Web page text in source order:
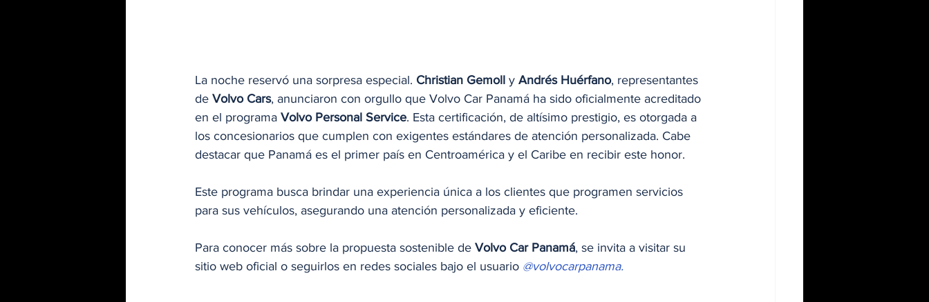
La noche reservó una sorpresa especial. Christian Gemoll y Andrés Huérfano, representantes
de Volvo Cars, anunciaron con orgullo que Volvo Car Panamá ha sido oficialmente acreditado
en el programa Volvo Personal Service. Esta certificación, de altísimo prestigio, es otorgada a
los concesionarios que cumplen con exigentes estándares de atención personalizada. Cabe
destacar que Panamá es el primer país en Centroamérica y el Caribe en recibir este honor.
Este programa busca brindar una experiencia única a los clientes que programen servicios
para sus vehículos, asegurando una atención personalizada y eficiente.
Para conocer más sobre la propuesta sostenible de Volvo Car Panamá, se invita a visitar su
sitio web oficial o seguirlos en redes sociales bajo el usuario @volvocarpanama.